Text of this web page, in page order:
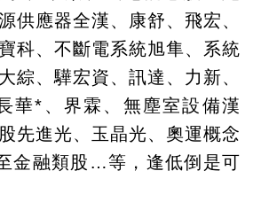
供應器全漢、康舒、飛宏、
科、不斷電系統旭隼、系統
綜、驊宏資、訊達、力新、
華*、界霖、無塵室設備漢
先進光、玉晶光、奧運概念
金融類股…等，逢低倒是可